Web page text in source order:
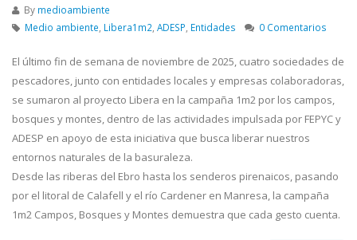
By medioambiente
Medio ambiente Libera1m2 ADESP Entidades 0 Comentarios
El último fin de semana de noviembre de 2025, cuatro sociedades de
pescadores, junto con entidades locales y empresas colaboradoras,
se sumaron al proyecto Libera en la campaña 1m2 por los campos,
bosques y montes, dentro de las actividades impulsada por FEPYC y
ADESP en apoyo de esta iniciativa que busca liberar nuestros
entornos naturales de la basuraleza.
Desde las riberas del Ebro hasta los senderos pirenaicos, pasando
por el litoral de Calafell y el río Cardener en Manresa, la campaña
1m2 Campos, Bosques y Montes demuestra que cada gesto cuenta.